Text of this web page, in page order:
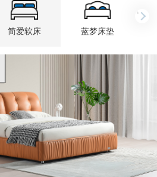
简爱软床 蓝梦床垫
›